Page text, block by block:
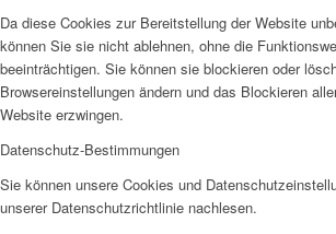
Da diese Cookies zur Bereitstellung der Website
können Sie sie nicht ablehnen, ohne die
beeinträchtigen. Sie können sie blockieren oder
Browsereinstellungen ändern und das Blockieren
Website erzwingen.
Datenschutz-Bestimmungen
Sie können unsere Cookies und
unserer Datenschutzrichtlinie nachlesen.